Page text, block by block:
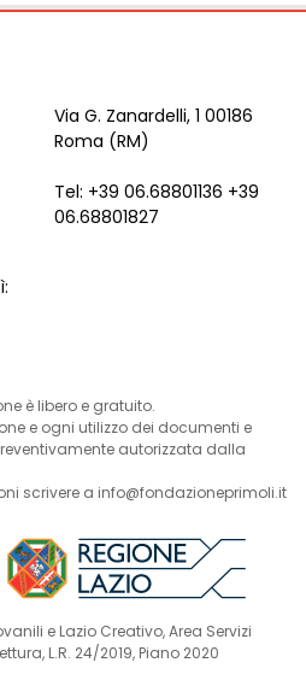
Via G. Zanardelli, 1 00186
Roma (RM)
Tel: +39 06.68801136 +39
06.68801827
è libero e gratuito.
e ogni utilizzo dei documenti e
autorizzata dalla
scrivere a info@fondazioneprimoli.it
e Lazio Creativo, Area Servizi
L.R. 24/2019, Piano 2020